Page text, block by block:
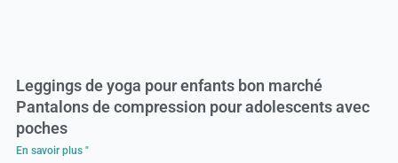
Leggings de yoga pour enfants bon marché
Pantalons de compression pour adolescents avec
poches
En savoir plus "